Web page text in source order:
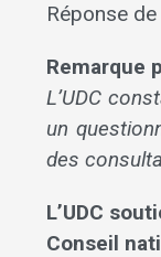
Réponse
Remarque
L’UDC
un
des
L’UDC
Conseil